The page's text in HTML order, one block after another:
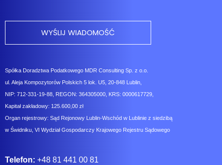
Spółka Doradztwa Podatkowego MDR Consulting Sp. z o.o.
ul. Aleja Kompozytorów Polskich 5 lok. U5, 20-848 Lublin,
NIP: 712-331-19-88, REGON: 364305000, KRS: 0000617729,
Kapitał zakładowy: 125.600,00 zł
Organ rejestrowy: Sąd Rejonowy Lublin-Wschód w Lublinie z siedzibą
w Świdniku, VI Wydział Gospodarczy Krajowego Rejestru Sądowego
Telefon: +48 81 441 00 81